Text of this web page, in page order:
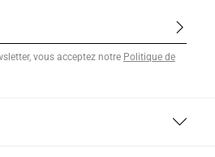
vous acceptez notre Politique de